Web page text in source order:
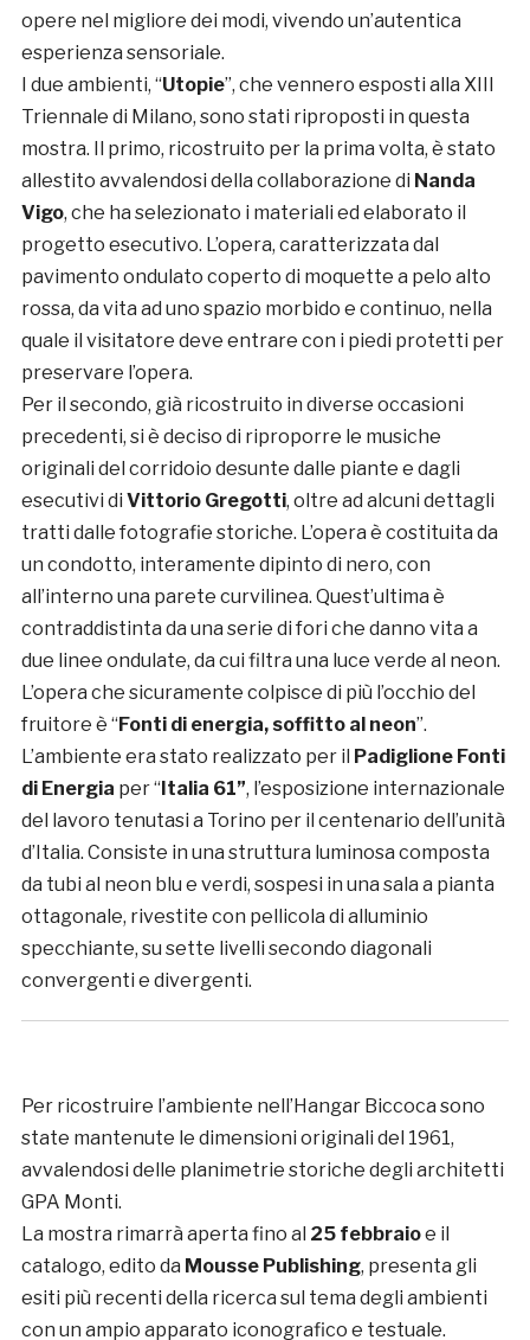
opere nel migliore dei modi, vivendo un’autentica
esperienza sensoriale.
I due ambienti, “Utopie”, che vennero esposti alla XIII
Triennale di Milano, sono stati riproposti in questa
mostra. Il primo, ricostruito per la prima volta, è stato
allestito avvalendosi della collaborazione di Nanda
Vigo, che ha selezionato i materiali ed elaborato il
progetto esecutivo. L’opera, caratterizzata dal
pavimento ondulato coperto di moquette a pelo alto
rossa, da vita ad uno spazio morbido e continuo, nella
quale il visitatore deve entrare con i piedi protetti per
preservare l’opera.
Per il secondo, già ricostruito in diverse occasioni
precedenti, si è deciso di riproporre le musiche
originali del corridoio desunte dalle piante e dagli
esecutivi di Vittorio Gregotti, oltre ad alcuni dettagli
tratti dalle fotografie storiche. L’opera è costituita da
un condotto, interamente dipinto di nero, con
all’interno una parete curvilinea. Quest’ultima è
contraddistinta da una serie di fori che danno vita a
due linee ondulate, da cui filtra una luce verde al neon.
L’opera che sicuramente colpisce di più l’occhio del
fruitore è “Fonti di energia, soffitto al neon”.
L’ambiente era stato realizzato per il Padiglione Fonti
di Energia per “Italia 61”, l’esposizione internazionale
del lavoro tenutasi a Torino per il centenario dell’unità
d’Italia. Consiste in una struttura luminosa composta
da tubi al neon blu e verdi, sospesi in una sala a pianta
ottagonale, rivestite con pellicola di alluminio
specchiante, su sette livelli secondo diagonali
convergenti e divergenti.
Per ricostruire l’ambiente nell’Hangar Biccoca sono
state mantenute le dimensioni originali del 1961,
avvalendosi delle planimetrie storiche degli architetti
GPA Monti.
La mostra rimarrà aperta fino al 25 febbraioe il
catalogo, edito da Mousse Publishing, presenta gli
esiti più recenti della ricerca sul tema degli ambienti
con un ampio apparato iconografico e testuale.